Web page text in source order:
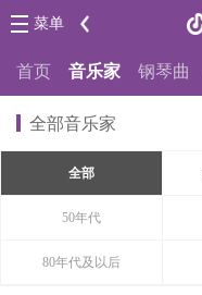
菜单
首页 音乐家 钢琴曲
全部音乐家
全部
50年代
80年代及以后